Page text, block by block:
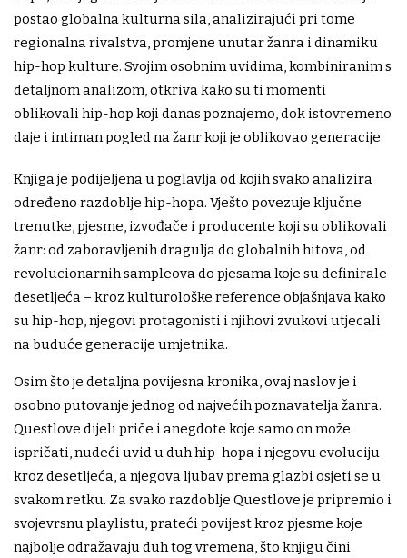
postao globalna kulturna sila, analizirajući pri tome
regionalna rivalstva, promjene unutar žanra i dinamiku
hip-hop kulture. Svojim osobnim uvidima, kombiniranim s
detaljnom analizom, otkriva kako su ti momenti
oblikovali hip-hop koji danas poznajemo, dok istovremeno
daje i intiman pogled na žanr koji je oblikovao generacije.
Knjiga je podijeljena u poglavlja od kojih svako analizira
određeno razdoblje hip-hopa. Vješto povezuje ključne
trenutke, pjesme, izvođače i producente koji su oblikovali
žanr: od zaboravljenih dragulja do globalnih hitova, od
revolucionarnih sampleova do pjesama koje su definirale
desetljeća – kroz kulturološke reference objašnjava kako
su hip-hop, njegovi protagonisti i njihovi zvukovi utjecali
na buduće generacije umjetnika.
Osim što je detaljna povijesna kronika, ovaj naslov je i
osobno putovanje jednog od najvećih poznavatelja žanra.
Questlove dijeli priče i anegdote koje samo on može
ispričati, nudeći uvid u duh hip-hopa i njegovu evoluciju
kroz desetljeća, a njegova ljubav prema glazbi osjeti se u
svakom retku. Za svako razdoblje Questlove je pripremio i
svojevrsnu playlistu, prateći povijest kroz pjesme koje
najbolje odražavaju duh tog vremena, što knjigu čini